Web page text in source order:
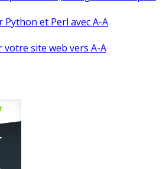
et Perl avec A-A
site web vers A-A